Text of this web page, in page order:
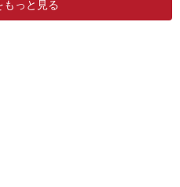
もっと見る